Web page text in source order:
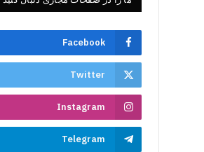
Facebook
Twitter
Instagram
Telegram